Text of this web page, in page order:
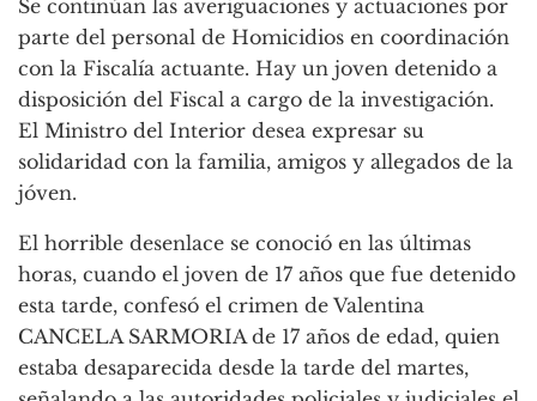
Se continúan las averiguaciones y actuaciones por
parte del personal de Homicidios en coordinación
con la Fiscalía actuante. Hay un joven detenido a
disposición del Fiscal a cargo de la investigación.
El Ministro del Interior desea expresar su
solidaridad con la familia, amigos y allegados de la
jóven.
El horrible desenlace se conoció en las últimas
horas, cuando el joven de 17 años que fue detenido
esta tarde, confesó el crimen de Valentina
CANCELA SARMORIA de 17 años de edad, quien
estaba desaparecida desde la tarde del martes,